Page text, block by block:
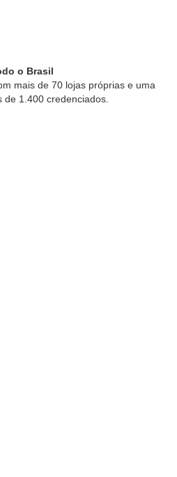
o Brasil
mais de 70 lojas próprias e uma
de 1.400 credenciados.